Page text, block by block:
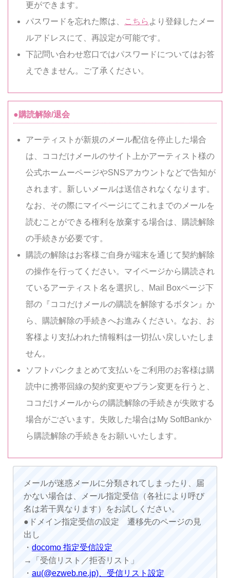
更ができます。
パスワードを忘れた際は、
こちら より登録したメー
ルアドレスにて、再設定が可能です。
下記問い合わせ窓口ではパスワードについてはお答
えできません。ご了承ください。
●購読解除/退会
アーティストが新規のメール配信を停止した場合
は、ココだけメールのサイト上かアーティスト様の
公式ホームーページやSNSアカウントなどで告知が
されます。新しいメールは送信されなくなります。
なお、その際にマイページにてこれまでのメールを
読むことができる権利を放棄する場合は、購読解除
の手続きが必要です。
購読の解除はお客様ご自身が端末を通じて契約解除
の操作を行ってください。マイページから購読され
ているアーティスト名を選択し、Mail Boxページ下
部の『ココだけメールの購読を解除するボタン』か
ら、購読解除の手続きへお進みください。なお、お
客様より支払われた情報料は一切払い戻しいたしま
せん。
ソフトバンクまとめて支払いをご利用のお客様は購
読中に携帯回線の契約変更やプラン変更を行うと、
ココだけメールからの購読解除の手続きが失敗する
場合がございます。失敗した場合はMy SoftBankか
ら購読解除の手続きをお願いいたします。
メールが迷惑メールに分類されてしまったり、届
かない場合は、メール指定受信（各社により呼び
名は若干異なります）をお試しください。
●ドメイン指定受信の設定 遷移先のページの見
出し
・ docomo 指定受信設定
→「受信リスト／拒否リスト」
・ au(@ezweb.ne.jp)、受信リスト設定